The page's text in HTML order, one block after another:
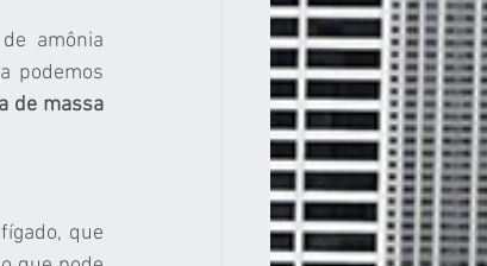
amônia
podemos
de massa
que